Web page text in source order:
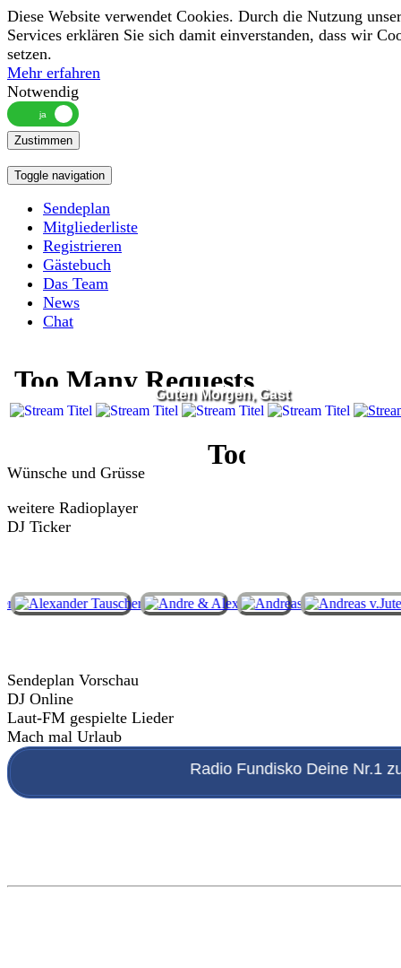
Diese Website verwendet Cookies. Durch die Nutzung
Services erklären Sie sich damit einverstanden, dass wir
setzen.
Mehr erfahren
Notwendig
Zustimmen
Toggle navigation
Sendeplan
Mitgliederliste
Registrieren
Gästebuch
Das Team
News
Chat
Guten Morgen, Gast
Wünsche und Grüsse
weitere Radioplayer
DJ Ticker
Sendeplan Vorschau
DJ Online
Laut-FM gespielte Lieder
Mach mal Urlaub
Radio Fundisko Deine Nr.1 zu